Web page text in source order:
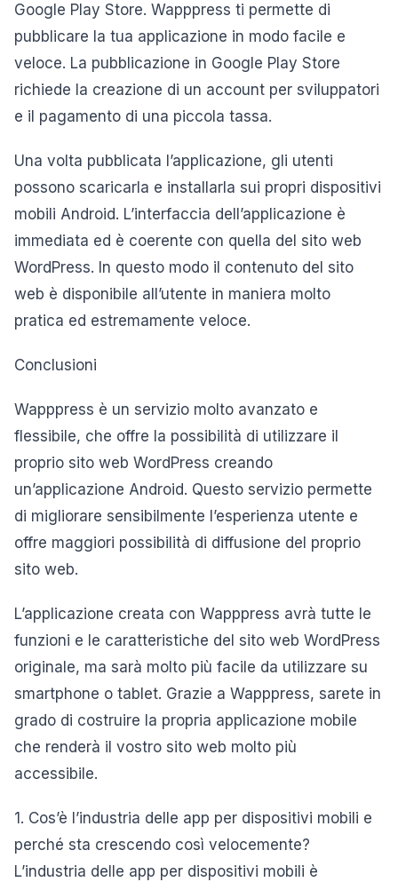
Google Play Store. Wapppress ti permette di
pubblicare la tua applicazione in modo facile e
veloce. La pubblicazione in Google Play Store
richiede la creazione di un account per sviluppatori
e il pagamento di una piccola tassa.
Una volta pubblicata l’applicazione, gli utenti
possono scaricarla e installarla sui propri dispositivi
mobili Android. L’interfaccia dell’applicazione è
immediata ed è coerente con quella del sito web
WordPress. In questo modo il contenuto del sito
web è disponibile all’utente in maniera molto
pratica ed estremamente veloce.
Conclusioni
Wapppress è un servizio molto avanzato e
flessibile, che offre la possibilità di utilizzare il
proprio sito web WordPress creando
un’applicazione Android. Questo servizio permette
di migliorare sensibilmente l’esperienza utente e
offre maggiori possibilità di diffusione del proprio
sito web.
L’applicazione creata con Wapppress avrà tutte le
funzioni e le caratteristiche del sito web WordPress
originale, ma sarà molto più facile da utilizzare su
smartphone o tablet. Grazie a Wapppress, sarete in
grado di costruire la propria applicazione mobile
che renderà il vostro sito web molto più
accessibile.
1. Cos’è l’industria delle app per dispositivi mobili e
perché sta crescendo così velocemente?
L’industria delle app per dispositivi mobili è